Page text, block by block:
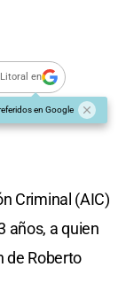
en
en Google
Criminal (AIC)
años, a quien
de Roberto